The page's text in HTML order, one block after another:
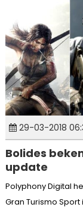
29-03-2018
Bolides
update
Polyphony Digital
Gran Turismo